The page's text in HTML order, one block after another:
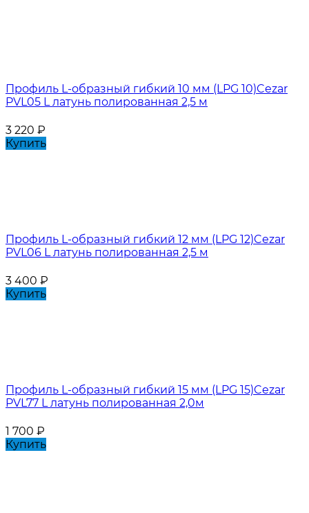
Профиль L-образный гибкий 10 мм (LPG 10)Cezar
PVL05 L латунь полированная 2,5 м
3 220 ₽
Купить
Профиль L-образный гибкий 12 мм (LPG 12)Cezar
PVL06 L латунь полированная 2,5 м
3 400 ₽
Купить
Профиль L-образный гибкий 15 мм (LPG 15)Cezar
PVL77 L латунь полированная 2,0м
1 700 ₽
Купить